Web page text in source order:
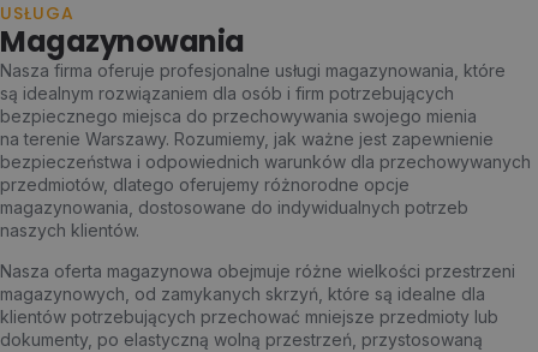
USŁUGA
Magazynowania
Nasza firma oferuje profesjonalne usługi magazynowania, które
są idealnym rozwiązaniem dla osób i firm potrzebujących
bezpiecznego miejsca do przechowywania swojego mienia
na terenie Warszawy. Rozumiemy, jak ważne jest zapewnienie
bezpieczeństwa i odpowiednich warunków dla przechowywanych
przedmiotów, dlatego oferujemy różnorodne opcje
magazynowania, dostosowane do indywidualnych potrzeb
naszych klientów.
Nasza oferta magazynowa obejmuje różne wielkości przestrzeni
magazynowych, od zamykanych skrzyń, które są idealne dla
klientów potrzebujących przechować mniejsze przedmioty lub
dokumenty, po elastyczną wolną przestrzeń, przystosowaną